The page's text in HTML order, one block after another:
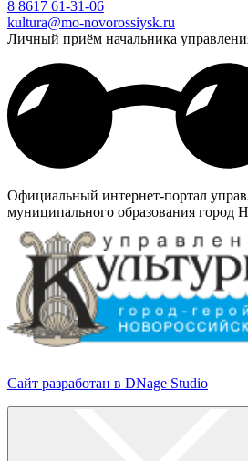
8 8617 61-31-06
kultura@mo-novorossiysk.ru
Личный приём начальника
Официальный интернет-портал
муниципального образования город
Сайт разработан в DNage Studio